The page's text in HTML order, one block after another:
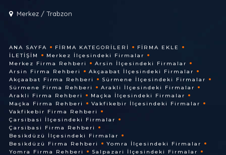
Merkez / Trabzon
ANA SAYFA FIRMA KATEGORILERI
FIRMA EKLE
İLETIŞIM
Merkez İlçesindeki Firmalar
Merkez Firma Rehberi
Arsin İlçesindeki Firmalar
Arsin Firma Rehberi
Akçaabat İlçesindeki Firmalar
Akçaabat Firma Rehberi
Sürmene İlçesindeki Firmalar
Sürmene Firma Rehberi
Arakli İlçesindeki Firmalar
Arakli Firma Rehberi
Maçka İlçesindeki Firmalar
Maçka Firma Rehberi
Vakfikebir İlçesindeki Firmalar
Vakfikebir Firma Rehberi
Çarsibasi İlçesindeki Firmalar
Çarsibasi Firma Rehberi
Besikdüzü İlçesindeki Firmalar
Besikdüzü Firma Rehberi
Yomra İlçesindeki Firmalar
Yomra Firma Rehberi
Salpazari İlçesindeki Firmalar